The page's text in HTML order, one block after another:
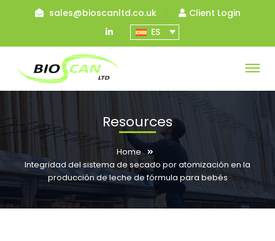
sales@bioscanltd.co.uk
Client Login
LinkedIn
Profile
ES
Resources
Home
Integridad del sistema de secado por atomización en la
producción de leche de fórmula para bebés